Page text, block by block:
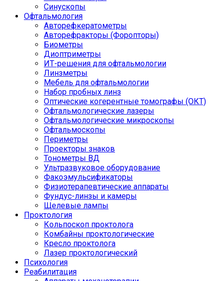
Синускопы
Офтальмология
Авторефкератометры
Авторефракторы (Форопторы)
Биометры
Диоптриметры
ИТ-решения для офтальмологии
Линзметры
Мебель для офтальмологии
Набор пробных линз
Оптические когерентные томографы (ОКТ)
Офтальмологические лазеры
Офтальмологические микроскопы
Офтальмоскопы
Периметры
Проекторы знаков
Тонометры ВД
Ультразвуковое оборудование
Факоэмульсификаторы
Физиотерапевтические аппараты
Фундус-линзы и камеры
Щелевые лампы
Проктология
Кольпоскоп проктолога
Комбайны проктологические
Кресло проктолога
Лазер проктологический
Психология
Реабилитация